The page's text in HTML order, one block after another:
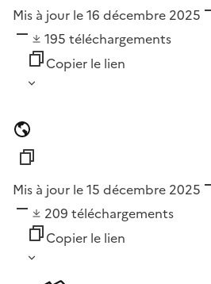
Mis à jour le 16 décembre 2025
195 téléchargements
Copier le lien
Mis à jour le 15 décembre 2025
209 téléchargements
Copier le lien